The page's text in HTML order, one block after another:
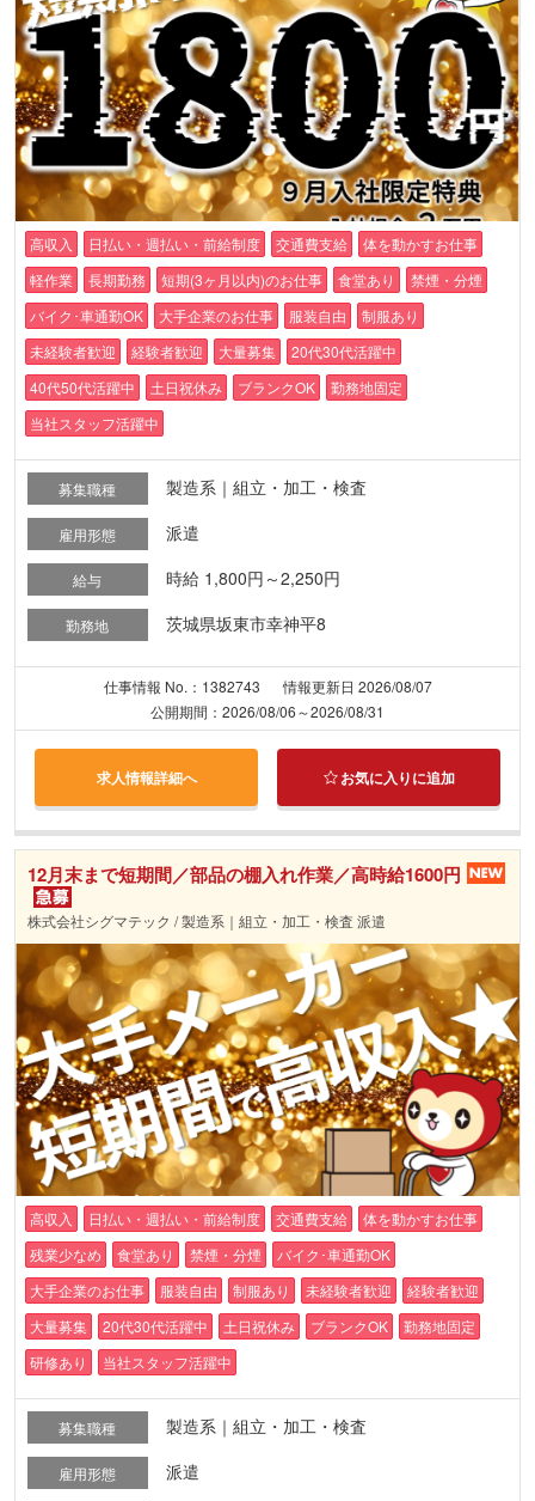
高収入 日払い・週払い・前給制度 交通費支給
体を動かすお仕事
軽作業
長期勤務 短期(3ヶ月以内)のお仕事 食堂あり
禁煙・分煙
バイク･車通勤OK
大手企業のお仕事 服装自由
制服あり
未経験者歓迎
経験者歓迎 大量募集
20代30代活躍中
40代50代活躍中
土日祝休み ブランクOK
勤務地固定
当社スタッフ活躍中
募集職種 製造系｜組立・加工・検査
雇用形態 派遣
給与 時給 1,800円～2,250円
勤務地 茨城県坂東市幸神平8
仕事情報 No.：1382743
情報更新日 2026/08/07
公開期間：2026/08/06～2026/08/31
求人情報詳細へ お気に入りに追加
12月末まで短期間／部品の棚入れ作業／高時給1600円
株式会社シグマテック / 製造系｜組立・加工・検査 派遣
高収入 日払い・週払い・前給制度 交通費支給
体を動かすお仕事
残業少なめ
食堂あり 禁煙・分煙
バイク･車通勤OK
大手企業のお仕事
服装自由 制服あり 未経験者歓迎
経験者歓迎
大量募集
20代30代活躍中 土日祝休み ブランクOK
勤務地固定
研修あり
当社スタッフ活躍中
募集職種 製造系｜組立・加工・検査
雇用形態 派遣